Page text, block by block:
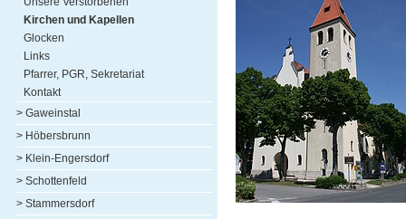
Kirchen und Kapellen
Glocken
Links
Pfarrer, PGR, Sekretariat
Kontakt
> Gaweinstal
> Höbersbrunn
> Klein-Engersdorf
> Schottenfeld
> Stammersdorf